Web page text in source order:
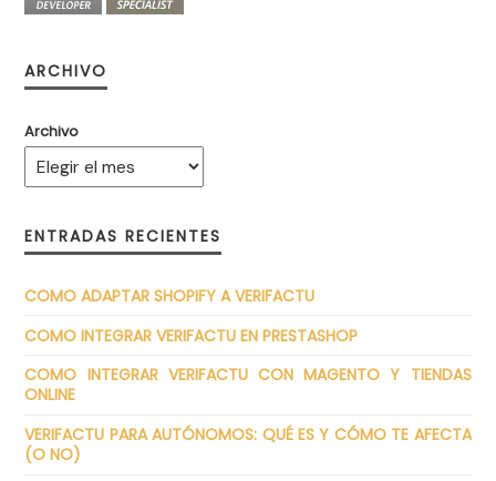
ARCHIVO
Archivo
ENTRADAS RECIENTES
COMO ADAPTAR SHOPIFY A VERIFACTU
COMO INTEGRAR VERIFACTU EN PRESTASHOP
COMO INTEGRAR VERIFACTU CON MAGENTO Y TIENDAS
ONLINE
VERIFACTU PARA AUTÓNOMOS: QUÉ ES Y CÓMO TE AFECTA
(O NO)